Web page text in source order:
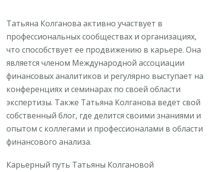
Татьяна Колганова активно участвует в
профессиональных сообществах и организациях,
что способствует ее продвижению в карьере. Она
является членом Международной ассоциации
финансовых аналитиков и регулярно выступает на
конференциях и семинарах по своей области
экспертизы. Также Татьяна Колганова ведет свой
собственный блог, где делится своими знаниями и
опытом с коллегами и профессионалами в области
финансового анализа.
Карьерный путь Татьяны Колгановой